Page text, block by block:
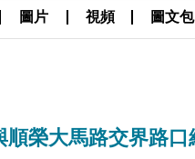
圖片 視頻 圖文包
順榮大馬路交界路